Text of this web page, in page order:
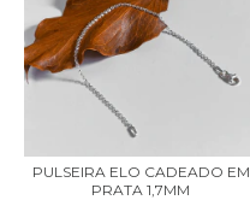
PULSEIRA ELO CADEADO EM
PRATA 1,7MM